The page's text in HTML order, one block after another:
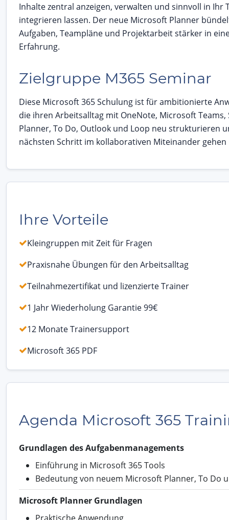
Inhalte zentral anzeigen, verwalten und sinnvoll in Ihr
integrieren lassen. Der neue Microsoft Planner
Aufgaben, Teampläne und Projektarbeit stärker in
Erfahrung.
Zielgruppe M365 Seminar
Diese Microsoft 365 Schulung ist für ambitionierte
die ihren Arbeitsalltag mit OneNote, Microsoft Teams,
Planner, To Do, Outlook und Loop neu strukturieren
nächsten Schritt im kollaborativen Miteinander
Ihre Vorteile
Kleingruppen mit Zeit für Fragen
Praxisnahe Übungen für den Arbeitsalltag
Teilnahmezertifikat und lizenzierte Trainer
1 Jahr Wiederholung Garantie 99€
12 Monate Trainersupport
Microsoft 365 PDF
Agenda Microsoft 365
Grundlagen des Aufgabenmanagements
Einführung in Microsoft 365 Tools
Bedeutung von neuem Microsoft Planner, To Do
Microsoft Planner Grundlagen